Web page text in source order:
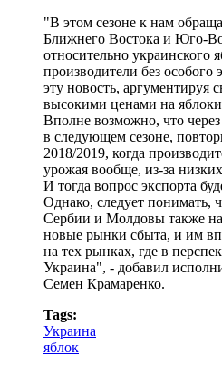
"В этом сезоне к нам
Ближнего Востока и Юго-
относительно украинского
производители без особого
эту новость, аргументируя
высокими ценами на
Вполне возможно, что
в следующем сезоне,
2018/2019, когда
урожая вообще, из-за
И тогда вопрос экспорта
Однако, следует понимать,
Сербии и Молдовы также
новые рынки сбыта, и им
на тех рынках, где в
Украина", - добавил
Семен Крамаренко.
Tags:
Украина
яблок